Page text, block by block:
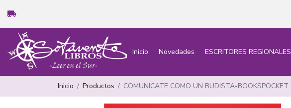
Inicio Novedades ESCRITORES REGIONALES
Inicio Productos COMUNICATE COMO UN BUDISTA-BOOKSPOCKET